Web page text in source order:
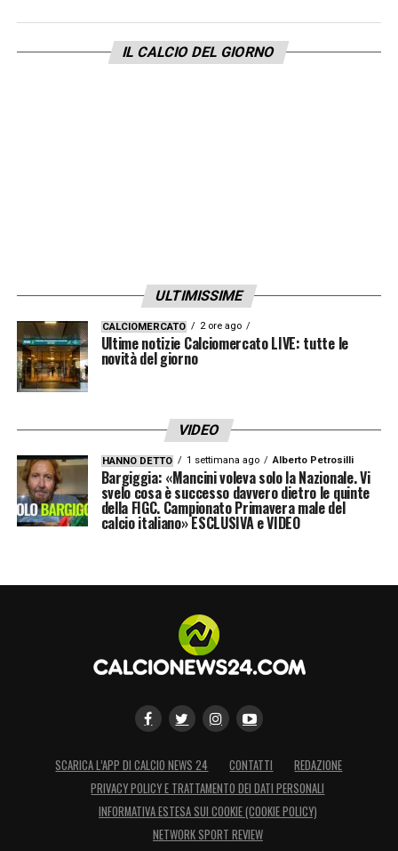
comunicato che“a causa del risultato
LA PLAYLIST DELLE NOSTRE TOP NEWS
IL CALCIO DEL GIORNO
ULTIMISSIME
CALCIOMERCATO 2 ore ago
Ultime notizie Calciomercato LIVE: tutte le
novità del giorno
VIDEO
HANNO DETTO 1 settimana ago Alberto Petrosilli
Bargiggia: «Mancini voleva solo la Nazionale. Vi
svelo cosa è successo davvero dietro le quinte
della FIGC. Campionato Primavera male del
calcio italiano» ESCLUSIVA e VIDEO
SCARICA L’APP DI CALCIO NEWS 24 CONTATTI
REDAZIONE
PRIVACY POLICY E TRATTAMENTO DEI DATI PERSONALI
INFORMATIVA ESTESA SUI COOKIE (COOKIE POLICY)
NETWORK SPORT REVIEW